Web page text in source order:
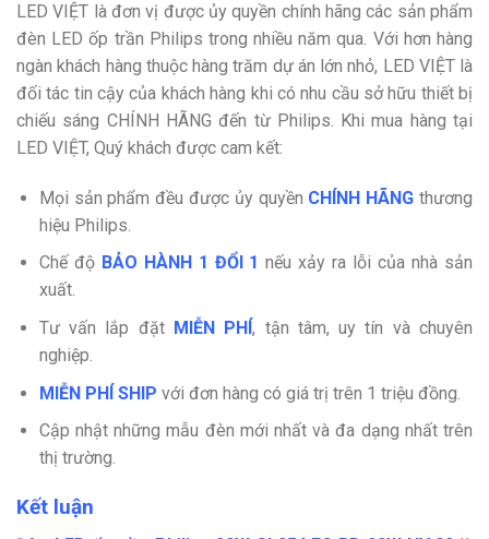
LED VIỆT là đơn vị được ủy quyền chính hãng các sản phẩm
đèn LED ốp trần Philips trong nhiều năm qua. Với hơn hàng
ngàn khách hàng thuộc hàng trăm dự án lớn nhỏ, LED VIỆT là
đối tác tin cậy của khách hàng khi có nhu cầu sở hữu thiết bị
chiếu sáng CHÍNH HÃNG đến từ Philips. Khi mua hàng tại
LED VIỆT, Quý khách được cam kết:
Mọi sản phẩm đều được ủy quyền CHÍNH HÃNG thương
hiệu Philips.
Chế độ BẢO HÀNH 1 ĐỔI 1 nếu xảy ra lỗi của nhà sản
xuất.
Tư vấn lắp đặt MIỄN PHÍ, tận tâm, uy tín và chuyên
nghiệp.
MIỄN PHÍ SHIP với đơn hàng có giá trị trên 1 triệu đồng.
Cập nhật những mẫu đèn mới nhất và đa dạng nhất trên
thị trường.
Kết luận